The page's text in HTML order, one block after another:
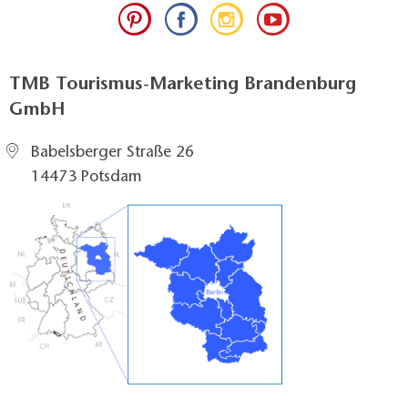
TMB Tourismus-Marketing Brandenburg
GmbH
Babelsberger Straße 26
14473 Potsdam